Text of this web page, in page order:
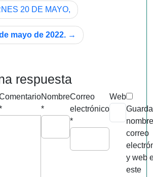
20 DE MAYO,
mayo de 2022.
respuesta
Nombre
*
Correo
electrónico
*
Web
correo
y web
este